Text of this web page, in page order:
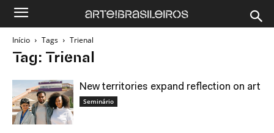
Início Tags Trienal
Tag: Trienal
New territories expand reflection on art
Seminário